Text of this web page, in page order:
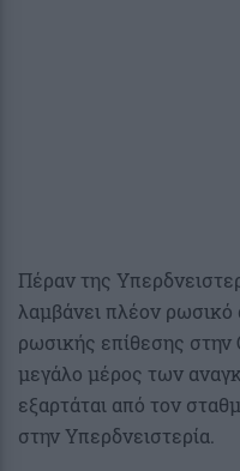
Πέραν της
λαμβάνει πλέον ρωσικό
ρωσικής επίθεσης
μεγάλο μέρος των
εξαρτάται από τον
στην Υπερδνειστερία.